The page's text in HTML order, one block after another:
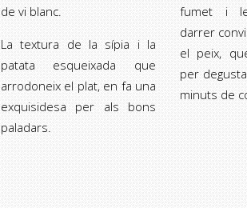
de vi blanc.
La textura de la sípia i la
patata esqueixada que
arrodoneix el plat, en fa una
exquisidesa per als bons
paladars.
fumet i
darrer
el peix,
per
minuts de